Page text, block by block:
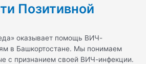
Позитивной
оказывает помощь ВИЧ-
в Башкортостане. Мы понимаем
с признанием своей ВИЧ-инфекции.